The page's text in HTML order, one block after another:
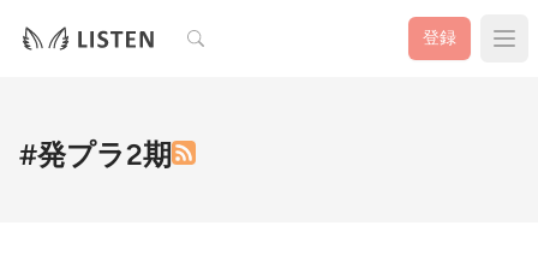
検索 登録
#発プラ2期